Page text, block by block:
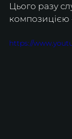
Цього разу
композицією
https://